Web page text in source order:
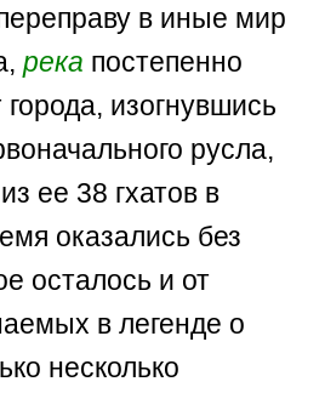
в иные мир
река постепенно
изогнувшись
русла,
ее 38 гхатов в
оказались без
осталось и от
в легенде о
несколько